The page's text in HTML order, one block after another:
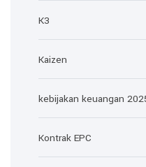
K3
Kaizen
kebijakan keuangan
Kontrak EPC